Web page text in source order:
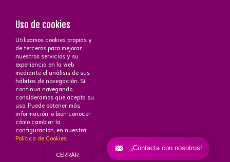
Contacto
+34 672 43 26 43
Atención a cliente near_me
Uso de cookies
Utilizamos cookies propias y
de terceros para mejorar
nuestros servicios y su
experiencia en la web
mediante el análisis de sus
hábitos de navegación. Si
continua navegando,
consideramos que acepta su
uso. Puede obtener más
información, o bien conocer
cómo cambiar la
configuración, en nuestra
Política de Cookies
CERRAR
¡Contacta con nosotros!